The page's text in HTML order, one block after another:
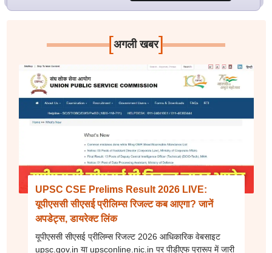
[अगली खबर]
UPSC CSE Prelims Result 2026 LIVE:
यूपीएससी सीएसई प्रीलिम्स रिजल्ट कब आएगा? जानें
अपडेट्स, डायरेक्ट लिंक
यूपीएससी सीएसई प्रीलिम्स रिजल्ट 2026 आधिकारिक वेबसाइट
upsc.gov.in या upsconline.nic.in पर पीडीएफ प्रारूप में जारी